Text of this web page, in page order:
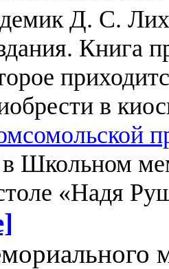
Д. С.
Книга
в
в Школьном
«Надя